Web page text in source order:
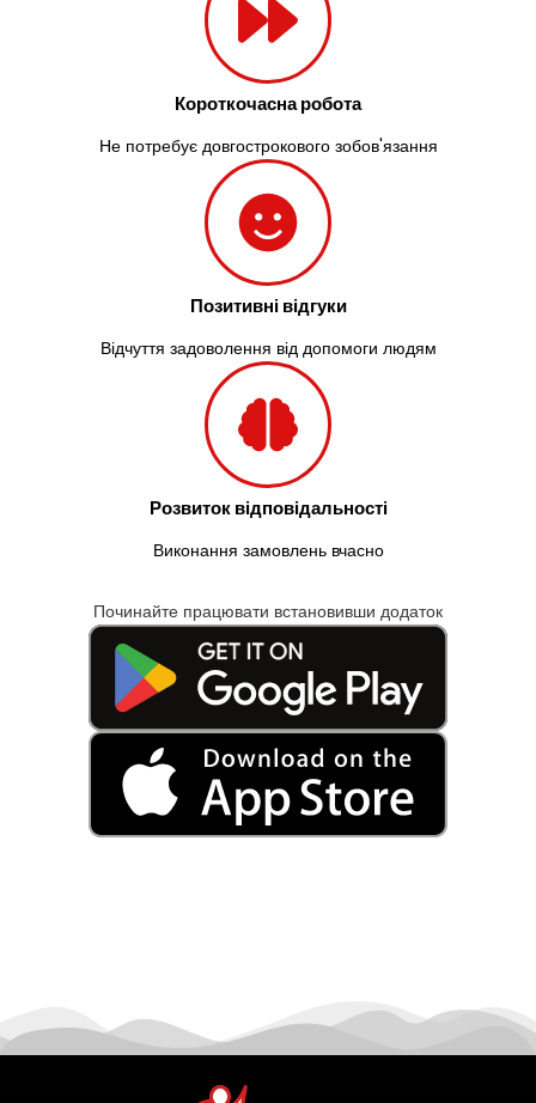
Короткочасна робота
Не потребує довгострокового зобов'язання
Позитивні відгуки
Відчуття задоволення від допомоги людям
Розвиток відповідальності
Виконання замовлень вчасно
Починайте працювати встановивши додаток